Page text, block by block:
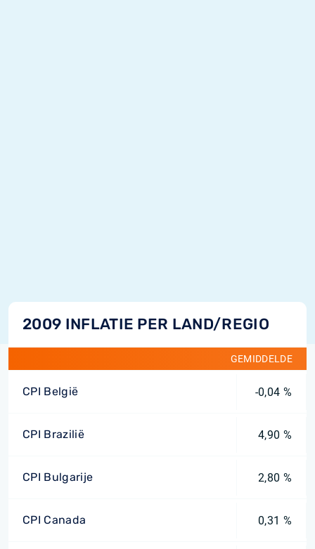
2009 INFLATIE PER LAND/REGIO
GEMIDDELDE
CPI België -0,04 %
CPI Brazilië 4,90 %
CPI Bulgarije 2,80 %
CPI Canada 0,31 %